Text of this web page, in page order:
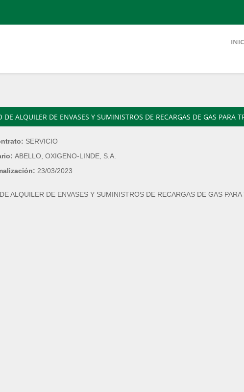
DE ALQUILER DE ENVASES Y SUMINISTROS DE RECARGAS DE GAS PARA
SERVICIO
ABELLO, OXIGENO-LINDE, S.A.
23/03/2023
ALQUILER DE ENVASES Y SUMINISTROS DE RECARGAS DE GAS